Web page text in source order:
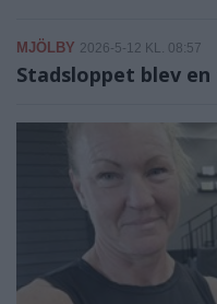
MJÖLBY 2026-5-12 KL. 08:57
Stadsloppet blev